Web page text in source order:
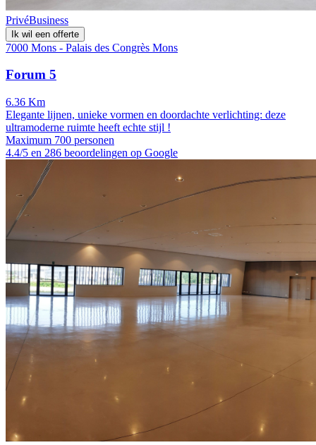
PrivéBusiness
Ik wil een offerte
7000 Mons - Palais des Congrès Mons
Forum 5
6.36 Km
Elegante lijnen, unieke vormen en doordachte verlichting: deze
ultramoderne ruimte heeft echte stijl !
Maximum 700 personen
4.4/5 en 286 beoordelingen op Google